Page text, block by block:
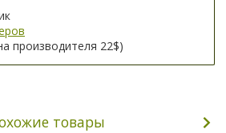
производителя 22$)
товары